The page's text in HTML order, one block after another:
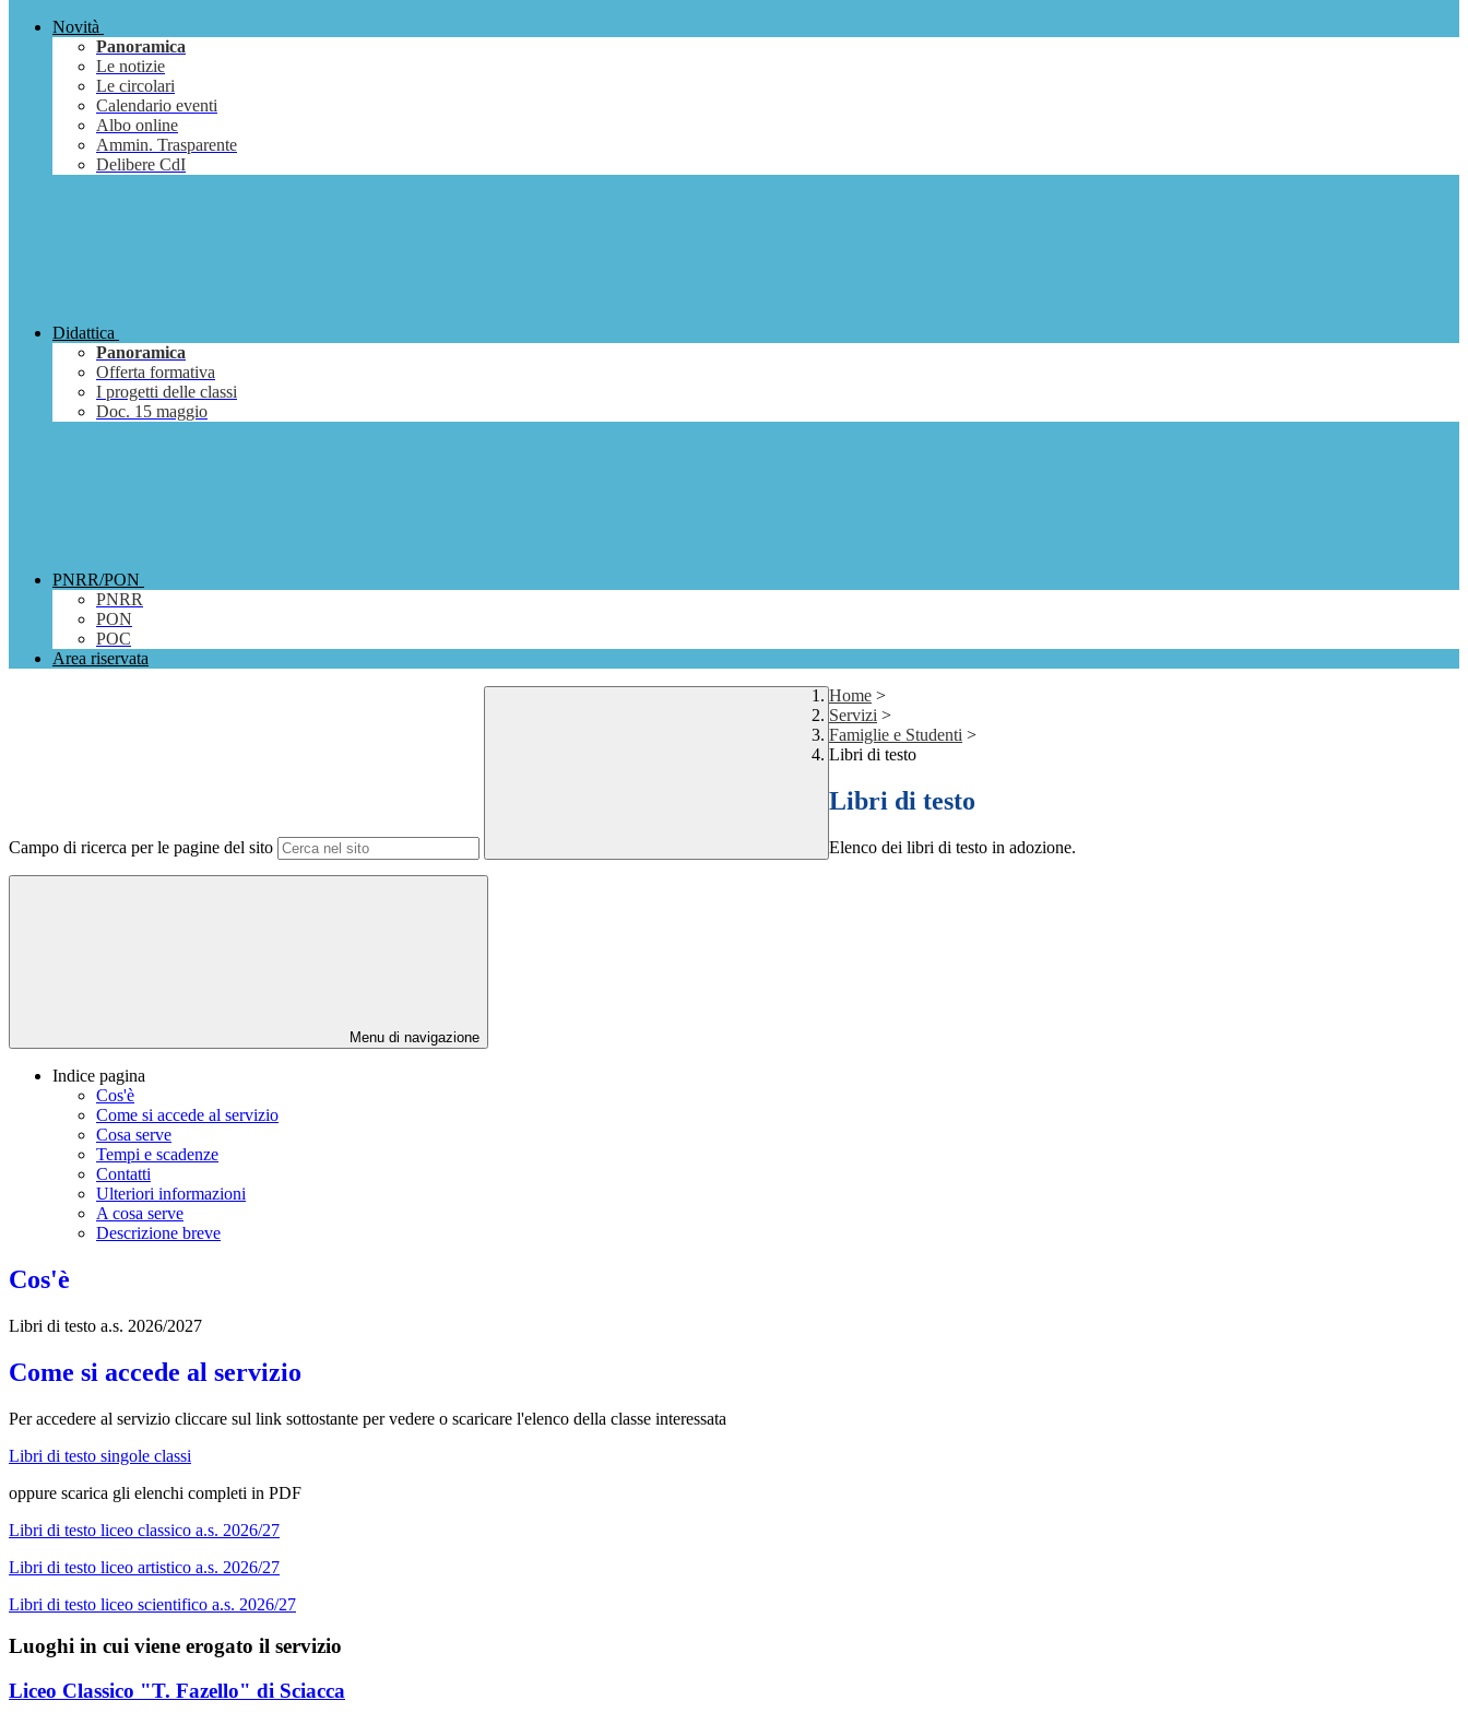
Novità
Panoramica
Le notizie
Le circolari
Calendario eventi
Albo online
Ammin. Trasparente
Delibere CdI
Didattica
Panoramica
Offerta formativa
I progetti delle classi
Doc. 15 maggio
PNRR/PON
PNRR
PON
POC
Area riservata
Campo di ricerca per le pagine del sito
Home >
Servizi >
Famiglie e Studenti >
Libri di testo
Libri di testo
Elenco dei libri di testo in adozione.
Menu di navigazione
Indice pagina
Cos'è
Come si accede al servizio
Cosa serve
Tempi e scadenze
Contatti
Ulteriori informazioni
A cosa serve
Descrizione breve
Cos'è
Libri di testo a.s. 2026/2027
Come si accede al servizio
Per accedere al servizio cliccare sul link sottostante per vedere o scaricare l'elenco della classe interessata
Libri di testo singole classi
oppure scarica gli elenchi completi in PDF
Libri di testo liceo classico a.s. 2026/27
Libri di testo liceo artistico a.s. 2026/27
Libri di testo liceo scientifico a.s. 2026/27
Luoghi in cui viene erogato il servizio
Liceo Classico "T. Fazello" di Sciacca